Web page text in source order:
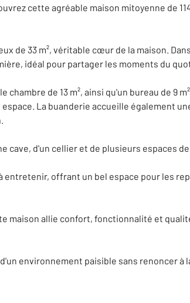
cette agréable maison mitoyenne de
de 33 m², véritable cœur de la maison.
idéal pour partager les moments du
de 13 m², ainsi qu'un bureau de 9
La buanderie accueille également
cave, d'un cellier et de plusieurs espaces
offrant un bel espace pour les
maison allie confort, fonctionnalité et
environnement paisible sans renoncer